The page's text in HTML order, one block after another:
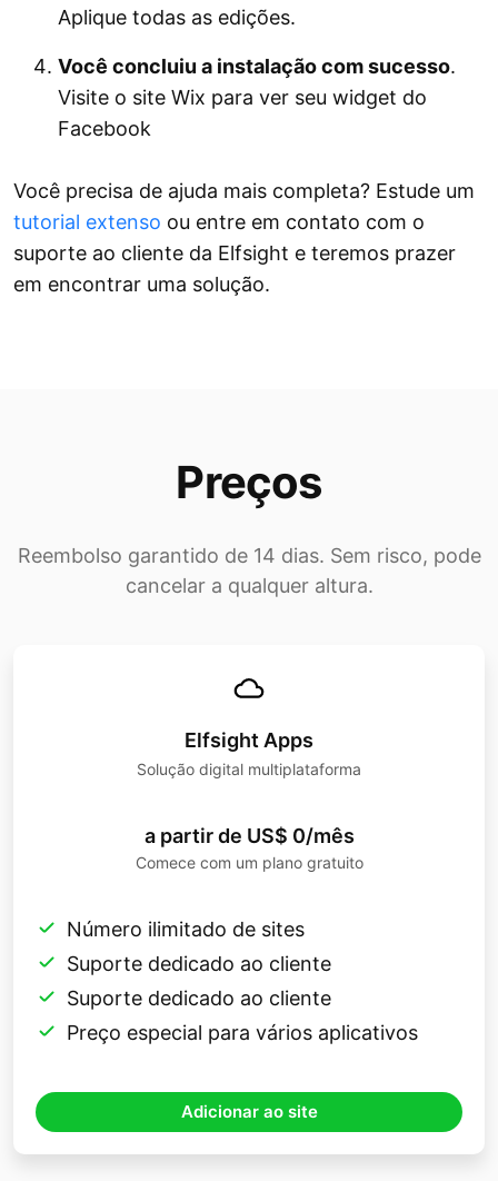
Aplique todas as edições.
Você concluiu a instalação com sucesso.
Visite o site Wix para ver seu widget do
Facebook
Você precisa de ajuda mais completa? Estude um
tutorial extenso ou entre em contato com o
suporte ao cliente da Elfsight e teremos prazer
em encontrar uma solução.
Preços
Reembolso garantido de 14 dias. Sem risco, pode
cancelar a qualquer altura.
Elfsight Apps
Solução digital multiplataforma
a partir de US$ 0/mês
Comece com um plano gratuito
Número ilimitado de sites
Suporte dedicado ao cliente
Suporte dedicado ao cliente
Preço especial para vários aplicativos
Adicionar ao site